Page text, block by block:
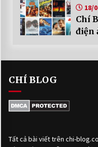
18/
Chí
điện
CHÍ BLOG
Tất cả bài viết trên chi-